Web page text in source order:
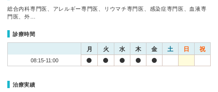
総合内科専門医、アレルギー専門医、リウマチ専門医、感染症専門医、血液専
門医、外…
診療時間
月 火 水 木 金 土 日 祝
08:15-11:00
治療実績